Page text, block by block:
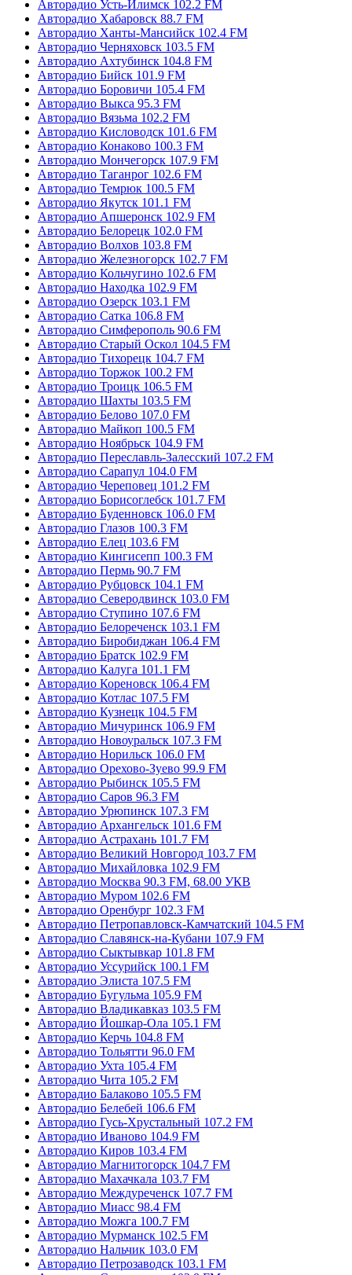
Авторадио Усть-Илимск 102.2 FM
Авторадио Хабаровск 88.7 FM
Авторадио Ханты-Мансийск 102.4 FM
Авторадио Черняховск 103.5 FM
Авторадио Ахтубинск 104.8 FM
Авторадио Бийск 101.9 FM
Авторадио Боровичи 105.4 FM
Авторадио Выкса 95.3 FM
Авторадио Вязьма 102.2 FM
Авторадио Кисловодск 101.6 FM
Авторадио Конаково 100.3 FM
Авторадио Мончегорск 107.9 FM
Авторадио Таганрог 102.6 FM
Авторадио Темрюк 100.5 FM
Авторадио Якутск 101.1 FM
Авторадио Апшеронск 102.9 FM
Авторадио Белорецк 102.0 FM
Авторадио Волхов 103.8 FM
Авторадио Железногорск 102.7 FM
Авторадио Кольчугино 102.6 FM
Авторадио Находка 102.9 FM
Авторадио Озерск 103.1 FM
Авторадио Сатка 106.8 FM
Авторадио Симферополь 90.6 FM
Авторадио Старый Оскол 104.5 FM
Авторадио Тихорецк 104.7 FM
Авторадио Торжок 100.2 FM
Авторадио Троицк 106.5 FM
Авторадио Шахты 103.5 FM
Авторадио Белово 107.0 FM
Авторадио Майкоп 100.5 FM
Авторадио Ноябрьск 104.9 FM
Авторадио Переславль-Залесский 107.2 FM
Авторадио Сарапул 104.0 FM
Авторадио Череповец 101.2 FM
Авторадио Борисоглебск 101.7 FM
Авторадио Буденновск 106.0 FM
Авторадио Глазов 100.3 FM
Авторадио Елец 103.6 FM
Авторадио Кингисепп 100.3 FM
Авторадио Пермь 90.7 FM
Авторадио Рубцовск 104.1 FM
Авторадио Северодвинск 103.0 FM
Авторадио Ступино 107.6 FM
Авторадио Белореченск 103.1 FM
Авторадио Биробиджан 106.4 FM
Авторадио Братск 102.9 FM
Авторадио Калуга 101.1 FM
Авторадио Кореновск 106.4 FM
Авторадио Котлас 107.5 FM
Авторадио Кузнецк 104.5 FM
Авторадио Мичуринск 106.9 FM
Авторадио Новоуральск 107.3 FM
Авторадио Норильск 106.0 FM
Авторадио Орехово-Зуево 99.9 FM
Авторадио Рыбинск 105.5 FM
Авторадио Саров 96.3 FM
Авторадио Урюпинск 107.3 FM
Авторадио Архангельск 101.6 FM
Авторадио Астрахань 101.7 FM
Авторадио Великий Новгород 103.7 FM
Авторадио Михайловка 102.9 FM
Авторадио Москва 90.3 FM, 68.00 УКВ
Авторадио Муром 102.6 FM
Авторадио Оренбург 102.3 FM
Авторадио Петропавловск-Камчатский 104.5 FM
Авторадио Славянск-на-Кубани 107.9 FM
Авторадио Сыктывкар 101.8 FM
Авторадио Уссурийск 100.1 FM
Авторадио Элиста 107.5 FM
Авторадио Бугульма 105.9 FM
Авторадио Владикавказ 103.5 FM
Авторадио Йошкар-Ола 105.1 FM
Авторадио Керчь 104.8 FM
Авторадио Тольятти 96.0 FM
Авторадио Ухта 105.4 FM
Авторадио Чита 105.2 FM
Авторадио Балаково 105.5 FM
Авторадио Белебей 106.6 FM
Авторадио Гусь-Хрустальный 107.2 FM
Авторадио Иваново 104.9 FM
Авторадио Киров 103.4 FM
Авторадио Магнитогорск 104.7 FM
Авторадио Махачкала 103.7 FM
Авторадио Междуреченск 107.7 FM
Авторадио Миасс 98.4 FM
Авторадио Можга 100.7 FM
Авторадио Мурманск 102.5 FM
Авторадио Нальчик 103.0 FM
Авторадио Петрозаводск 103.1 FM